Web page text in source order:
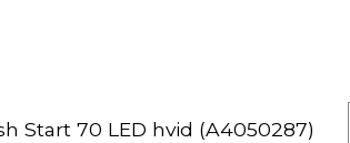
Start 70 LED hvid (A4050287)